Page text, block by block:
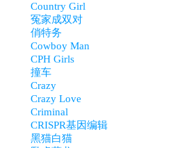
Country Girl
冤家成双对
俏特务
Cowboy Man
CPH Girls
撞车
Crazy
Crazy Love
Criminal
CRISPR基因编辑
黑猫白猫